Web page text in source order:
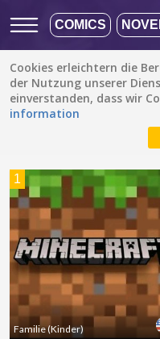
COMICS
Cookies erleichtern die
der Nutzung unserer
einverstanden, dass wir
information
Empfohlen Beliebt
Familie (Kinder)
Drama
Fantasy
Komödie
Action
Romanze
Familie (Kinder)
Stück des Lebens
1
Familie (Kinder)